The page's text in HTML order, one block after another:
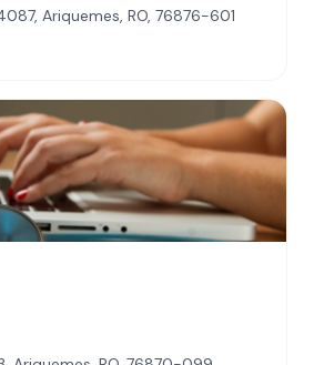
Ariquemes, RO, 76876-601